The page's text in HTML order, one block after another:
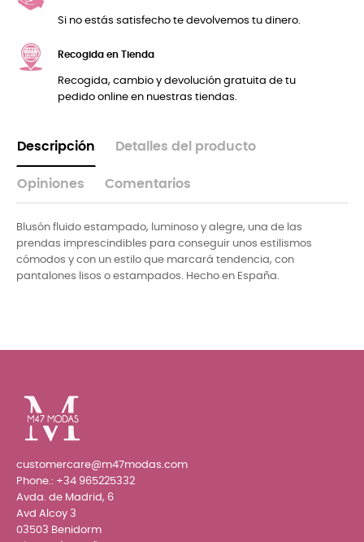
Si no estás satisfecho te devolvemos tu dinero.
Recogida en Tienda
Recogida, cambio y devolución gratuita de tu
pedido online en nuestras tiendas.
Descripción Detalles del producto
Opiniones Comentarios
Blusón fluido estampado, luminoso y alegre, una de las
prendas imprescindibles para conseguir unos estilismos
cómodos y con un estilo que marcará tendencia, con
pantalones lisos o estampados. Hecho en España.
customercare@m47modas.com
Phone.: +34 965225332
Avda. de Madrid, 6
Avd Alcoy 3
03503 Benidorm